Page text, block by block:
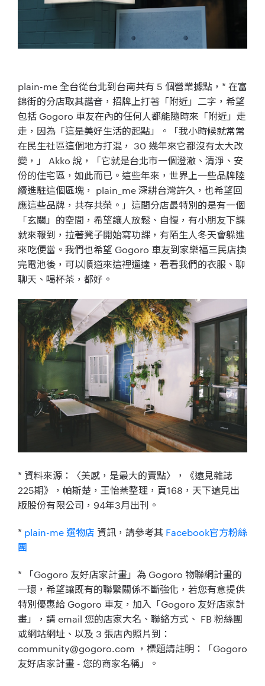
plain-me 全台從台北到台南共有 5 個營業據點，* 在富
錦街的分店取其諧音，招牌上打著「附近」二字，希望
包括 Gogoro 車友在內的任何人都能隨時來「附近」走
走，因為「這是美好生活的起點」。「我小時候就常常
在民生社區這個地方打混， 30 幾年來它都沒有太大改
變，」 Akko 說，「它就是台北市一個澄澈、清淨、安
份的住宅區，如此而已。這些年來，世界上一些品牌陸
續進駐這個區塊， plain_me 深耕台灣許久，也希望回
應這些品牌，共存共榮。」這間分店最特別的是有一個
「玄關」的空間，希望讓人放鬆、自慢，有小朋友下課
就來報到，拉著凳子開始寫功課，有陌生人冬天會躲進
來吃便當。我們也希望 Gogoro 車友到家樂福三民店換
完電池後，可以順道來這裡遛達，看看我們的衣服、聊
聊天、喝杯茶，都好。
* 資料來源：〈美感，是最大的賣點〉，《遠見雜誌
225期》，帕斯楚，王怡棻整理，頁168，天下遠見出
版股份有限公司，94年3月出刊。
* plain-me 選物店 資訊，請參考其 Facebook官方粉絲
團
* 「Gogoro 友好店家計畫」為 Gogoro 物聯網計畫的
一環，希望讓既有的聯繫關係不斷強化，若您有意提供
特別優惠給 Gogoro 車友，加入「Gogoro 友好店家計
畫」，請 email 您的店家大名、聯絡方式、 FB 粉絲團
或網站網址、以及 3 張店內照片到：
community@gogoro.com ，標題請註明：「Gogoro
友好店家計畫 - 您的商家名稱」。